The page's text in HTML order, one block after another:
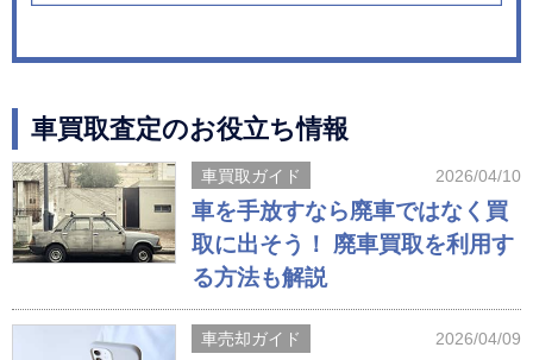
車買取査定のお役立ち情報
車買取ガイド 2026/04/10
車を手放すなら廃車ではなく買
取に出そう！ 廃車買取を利用す
る方法も解説
車売却ガイド 2026/04/09